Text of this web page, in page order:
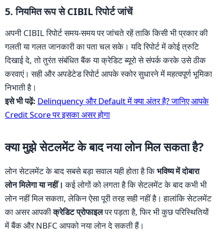
5. नियमित रूप से CIBIL रिपोर्ट जांचें
अपनी CIBIL रिपोर्ट समय-समय पर जांचते रहें ताकि किसी भी प्रकार की
गलती या गलत जानकारी का पता चल सके। यदि रिपोर्ट में कोई त्रुटि
दिखाई दे, तो तुरंत संबंधित बैंक या क्रेडिट ब्यूरो से संपर्क करके उसे ठीक
करवाएं। सही और अपडेटेड रिपोर्ट आपके स्कोर सुधारने में महत्वपूर्ण भूमिका
निभाती है।
इसे भी पढ़ें: Delinquency और Default में क्या अंतर है? जानिए आपके
Credit Score पर इसका असर होगा
क्या मुझे सेटलमेंट के बाद नया लोन मिल सकता है?
लोन सेटलमेंट के बाद सबसे बड़ा सवाल यही होता है किभविष्य में दोबारा
लोन मिलेगा या नहीं। कई लोगों को लगता है कि सेटलमेंट के बाद कभी भी
लोन नहीं मिल सकता, लेकिन ऐसा पूरी तरह सही नहीं है। हालांकि सेटलमेंट
का असर आपकीक्रेडिट प्रोफाइलपर पड़ता है, फिर भी कुछ परिस्थितियों
में बैंक और NBFC आपको नया लोन दे सकती हैं।